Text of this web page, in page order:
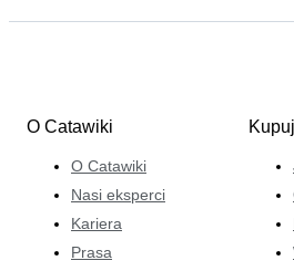
O Catawiki
O Catawiki
Nasi eksperci
Kariera
Prasa
Kupuj